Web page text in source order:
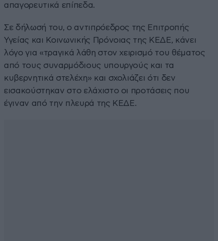
απαγορευτικά επίπεδα.
Σε δήλωσή του, ο αντιπρόεδρος της Επιτροπής
Υγείας και Κοινωνικής Πρόνοιας της ΚΕΔΕ, κάνει
λόγο για «τραγικά λάθη στον χειρισμό του θέματος
από τους συναρμόδιους υπουργούς και τα
κυβερνητικά στελέχη» και σχολιάζει ότι δεν
εισακούστηκαν στο ελάχιστο οι προτάσεις που
έγιναν από την πλευρά της ΚΕΔΕ.